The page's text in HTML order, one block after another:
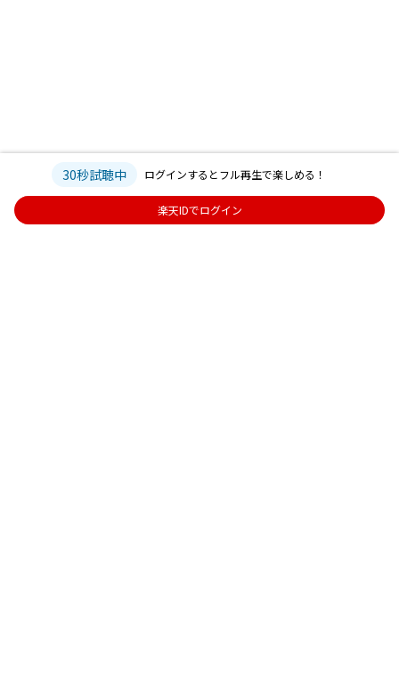
30秒試聴中 ログインするとフル再生で楽しめる！
楽天IDでログイン